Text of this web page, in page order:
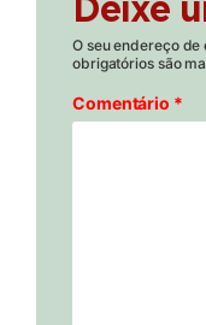
Deixe
O seu endereço
obrigatórios são
Comentário *